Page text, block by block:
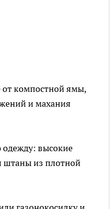
компостной ямы,
и махания
высокие
штаны из плотной